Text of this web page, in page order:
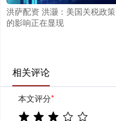
洪萨配资 洪灏：美国关税政策
的影响正在显现
相关评论
本文评分*